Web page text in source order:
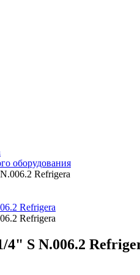
оборудования
Refrigera
S N.006.2